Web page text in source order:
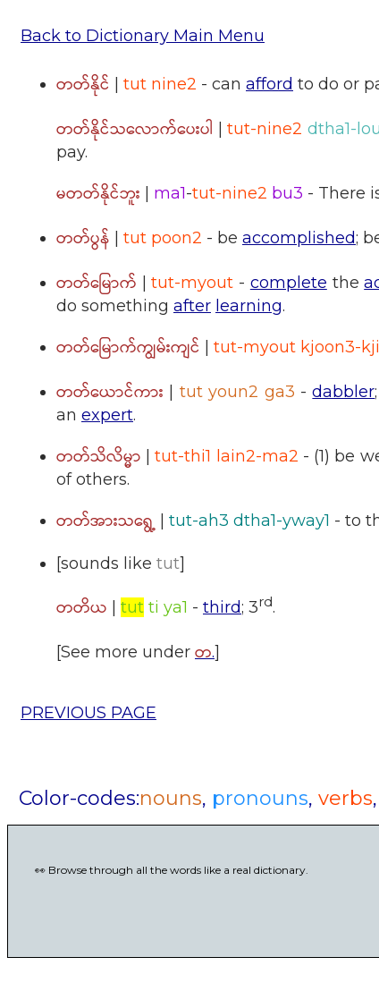
Back to Dictionary Main Menu
တတ်နိုင် | tut nine2 - can afford to do or
တတ်နိုင်သလောက်ပေးပါ |tut-nine2 dtha1-
pay.
မတတ်နိုင်ဘူး | ma1-tut-nine2 bu3 - There
တတ်ပွန် | tut poon2 - be accomplished;
တတ်မြောက် |tut-myout - complete the
do something after learning.
တတ်မြောက်ကျွမ်းကျင် | tut-myout kjoon3-
တတ်ယောင်ကား | tut youn2 ga3 -dabbler;
an expert.
တတ်သိလိမ္မာ |tut-thi1 lain2-ma2 - (1) be
of others.
တတ်အားသရွေ့ | tut-ah3 dtha1-yway1 - to
[sounds like tut]
တတိယ | tut ti ya1 - third; 3rd.
[See more under တ.]
PREVIOUS PAGE
Color-codes:nouns, pronouns, verbs,
👀 Browse through all the words like a real dictionary.